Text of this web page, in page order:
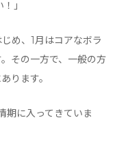
」
め、1月はコアなボラ
その一方で、一般の方
ります。
期に入ってきていま